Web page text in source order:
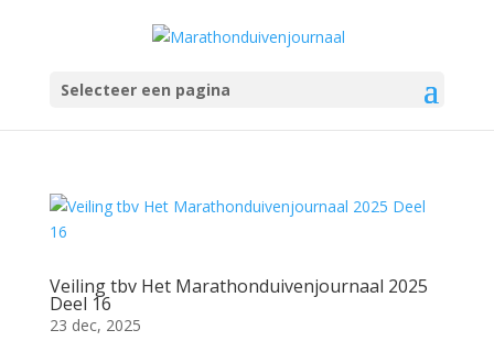
Selecteer een pagina
Veiling tbv Het Marathonduivenjournaal 2025
Deel 16
23 dec, 2025